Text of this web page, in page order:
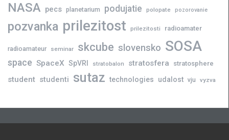
NASA pecs planetarium podujatie polopate pozorovanie
pozvanka prilezitost prilezitosti radioamater
radioamateur seminar skcube slovensko SOSA
space SpaceX SpVRI stratobalon stratosfera stratosphere
student studenti sutaz technologies udalost vju vyzva